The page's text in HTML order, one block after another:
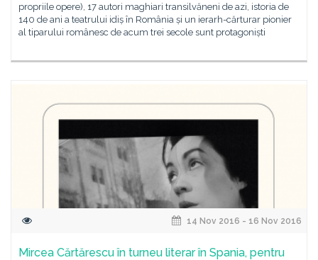
propriile opere), 17 autori maghiari transilvăneni de azi, istoria de
140 de ani a teatrului idiș în România și un ierarh-cărturar pionier
al tiparului românesc de acum trei secole sunt protagoniști
14 Nov 2016 - 16 Nov 2016
Mircea Cărtărescu în turneu literar în Spania, pentru